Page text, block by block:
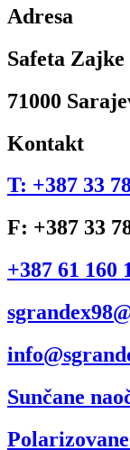
Adresa
Safeta Zajke
71000
Kontakt
T: +387 33
F: +387 33
+387 61 160
Sunčane